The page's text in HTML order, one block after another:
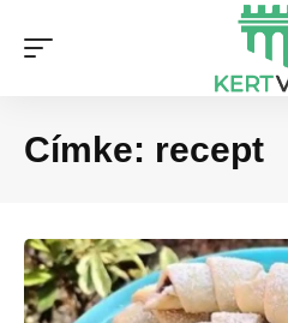
Címke: recept